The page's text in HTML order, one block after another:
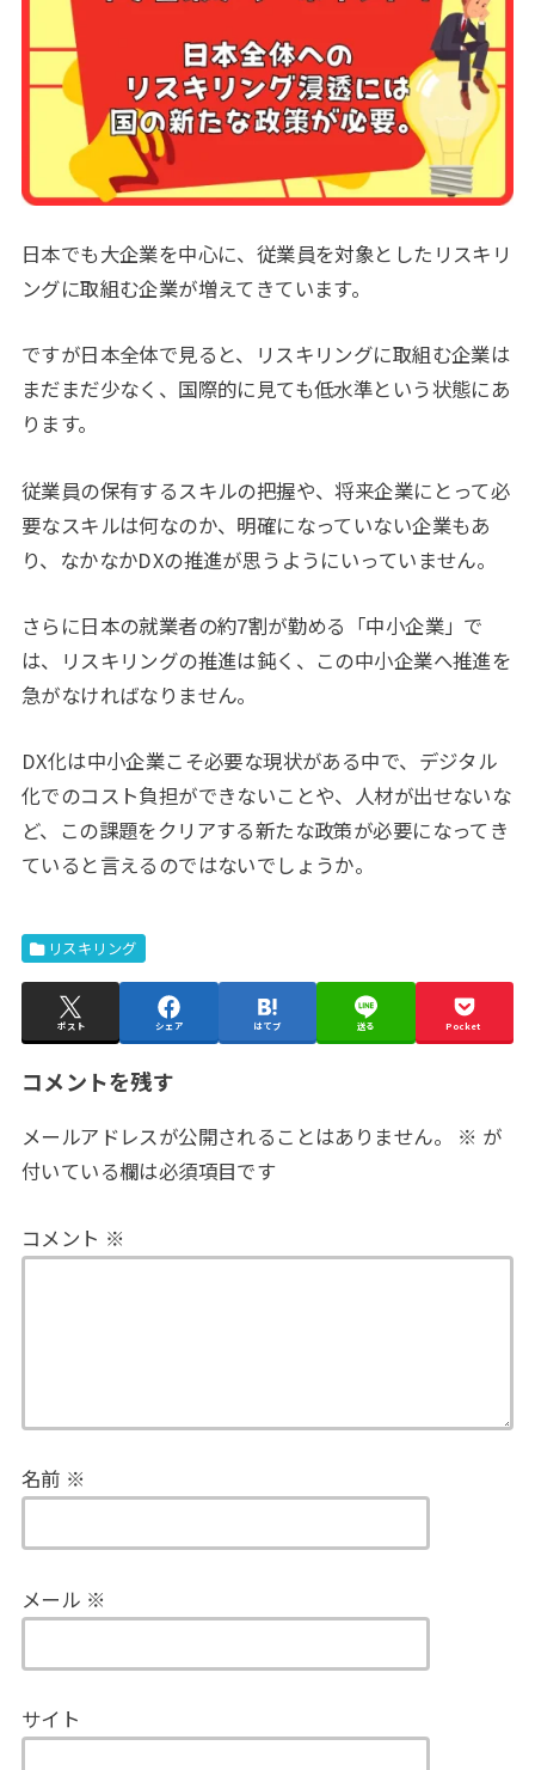
日本でも大企業を中心に、従業員を対象としたリスキリ
ングに取組む企業が増えてきています。
ですが日本全体で見ると、リスキリングに取組む企業は
まだまだ少なく、国際的に見ても低水準という状態にあ
ります。
従業員の保有するスキルの把握や、将来企業にとって必
要なスキルは何なのか、明確になっていない企業もあ
り、なかなかDXの推進が思うようにいっていません。
さらに日本の就業者の約7割が勤める「中小企業」で
は、リスキリングの推進は鈍く、この中小企業へ推進を
急がなければなりません。
DX化は中小企業こそ必要な現状がある中で、デジタル
化でのコスト負担ができないことや、人材が出せないな
ど、この課題をクリアする新たな政策が必要になってき
ていると言えるのではないでしょうか。
リスキリング
ポスト シェア はてブ 送る Pocket
コメントを残す
メールアドレスが公開されることはありません。 ※ が
付いている欄は必須項目です
コメント ※
名前 ※
メール ※
サイト